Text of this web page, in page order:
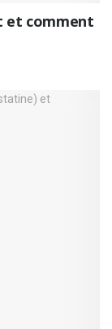
et comment